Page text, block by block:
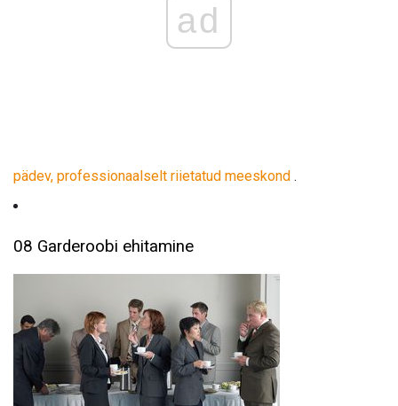
ad
pädev, professionaalselt riietatud meeskond .
08 Garderoobi ehitamine